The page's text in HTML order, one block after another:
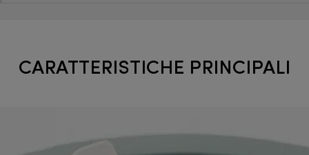
CARATTERISTICHE PRINCIPALI